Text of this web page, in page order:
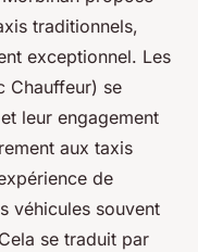
traditionnels,
exceptionnel. Les
Chauffeur) se
leur engagement
aux taxis
de
véhicules souvent
se traduit par